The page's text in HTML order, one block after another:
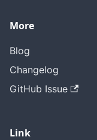
More
Blog
Changelog
GitHub Issue
Link